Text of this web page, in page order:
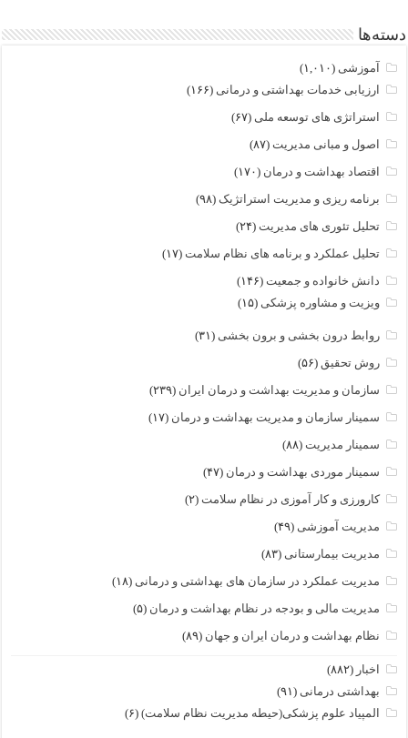
دسته‌ها
آموزشی (۱,۰۱۰)
ارزیابی خدمات بهداشتی و درمانی (۱۶۶)
استراتژی های توسعه ملی (۶۷)
اصول و مبانی مدیریت (۸۷)
اقتصاد بهداشت و درمان (۱۷۰)
برنامه ریزی و مدیریت استراتژیک (۹۸)
تحلیل تئوری های مدیریت (۲۴)
تحلیل عملکرد و برنامه های نظام سلامت (۱۷)
دانش خانواده و جمعیت (۱۴۶)
ویزیت و مشاوره پزشکی (۱۵)
روابط درون بخشی و برون بخشی (۳۱)
روش تحقیق (۵۶)
سازمان و مدیریت بهداشت و درمان ایران (۲۳۹)
سمینار سازمان و مدیریت بهداشت و درمان (۱۷)
سمینار مدیریت (۸۸)
سمینار موردی بهداشت و درمان (۴۷)
کارورزی و کار آموزی در نظام سلامت (۲)
مدیریت آموزشی (۴۹)
مدیریت بیمارستانی (۸۳)
مدیریت عملکرد در سازمان های بهداشتی و درمانی (۱۸)
مدیریت مالی و بودجه در نظام بهداشت و درمان (۵)
نظام بهداشت و درمان ایران و جهان (۸۹)
اخبار (۸۸۲)
بهداشتی درمانی (۹۱)
المپیاد علوم پزشکی(حیطه مدیریت نظام سلامت) (۶)